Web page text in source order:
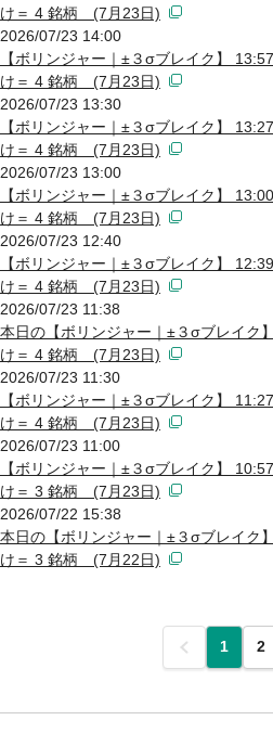
け＝ 4 銘柄 (7月23日)
2026/07/23 14:00
【ボリンジャー｜±３σブレイク】
け＝ 4 銘柄 (7月23日)
2026/07/23 13:30
【ボリンジャー｜±３σブレイク】
け＝ 4 銘柄 (7月23日)
2026/07/23 13:00
【ボリンジャー｜±３σブレイク】
け＝ 4 銘柄 (7月23日)
2026/07/23 12:40
【ボリンジャー｜±３σブレイク】
け＝ 4 銘柄 (7月23日)
2026/07/23 11:38
本日の【ボリンジャー｜±３σブレイ
け＝ 4 銘柄 (7月23日)
2026/07/23 11:30
【ボリンジャー｜±３σブレイク】
け＝ 4 銘柄 (7月23日)
2026/07/23 11:00
【ボリンジャー｜±３σブレイク】
け＝ 3 銘柄 (7月23日)
2026/07/22 15:38
本日の【ボリンジャー｜±３σブレイ
け＝ 3 銘柄 (7月22日)
前 1 2